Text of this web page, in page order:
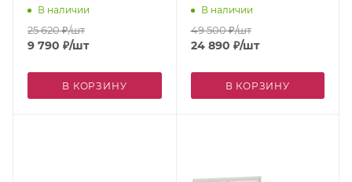
1635х800х2037 мм
В наличии
25 620₽/шт
9 790 ₽/шт
В КОРЗИНУ
1635х800х2037 мм
В наличии
49 500₽/шт
24 890 ₽/шт
В КОРЗИНУ